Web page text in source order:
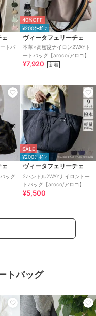
トバ
40%OFF
¥200ｸｰﾎﾟﾝ
ヴィータフェリーチェ
本革×高密度ナイロン2WAYト
ートバッグ【aroco/アロコ】
¥7,920 新着
ッグ
SALE
¥200ｸｰﾎﾟﾝ
ヴィータフェリーチェ
2ハンドル2WAYナイロントー
トバッグ【aroco/アロコ】
¥5,500
トバッグ